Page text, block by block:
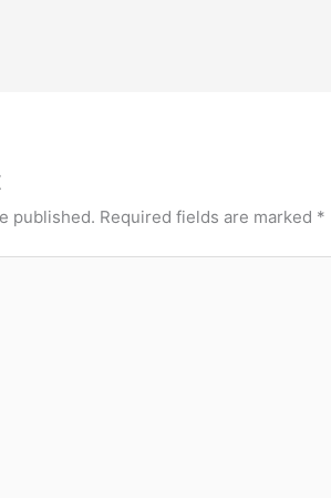
published. Required fields are marked *